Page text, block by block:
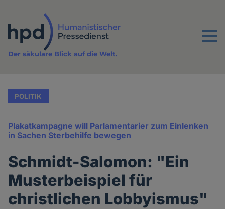
Inhalt
Menu
Der säkulare Blick auf die Welt.
POLITIK
Plakatkampagne will Parlamentarier zum Einlenken
in Sachen Sterbehilfe bewegen
Schmidt-Salomon: "Ein
Musterbeispiel für
christlichen Lobbyismus"